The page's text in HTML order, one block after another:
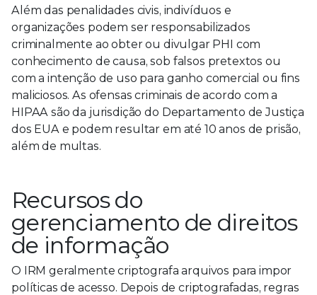
Além das penalidades civis, indivíduos e
organizações podem ser responsabilizados
criminalmente ao obter ou divulgar PHI com
conhecimento de causa, sob falsos pretextos ou
com a intenção de uso para ganho comercial ou fins
maliciosos. As ofensas criminais de acordo com a
HIPAA são da jurisdição do Departamento de Justiça
dos EUA e podem resultar em até 10 anos de prisão,
além de multas.
Recursos do
gerenciamento de direitos
de informação
O IRM geralmente criptografa arquivos para impor
políticas de acesso. Depois de criptografadas, regras